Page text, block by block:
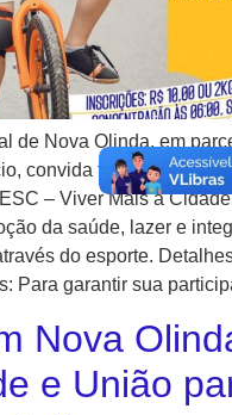
de Nova Olinda, em
convida toda a
– Viver Mais a
da saúde, lazer e
do esporte.
Para garantir sua
Nova
e União